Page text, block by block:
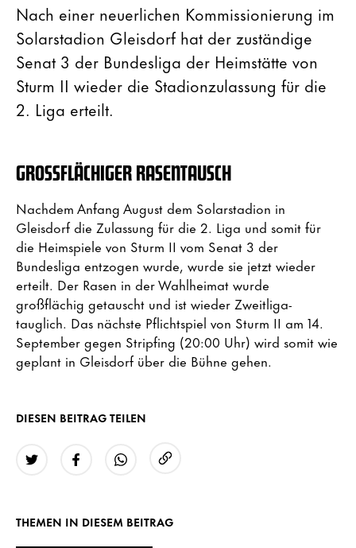
Nach einer neuerlichen Kommissionierung im
Solarstadion Gleisdorf hat der zuständige
Senat 3 der Bundesliga der Heimstätte von
Sturm II wieder die Stadionzulassung für die
2. Liga erteilt.
GROSSFLÄCHIGER RASENTAUSCH
Nachdem Anfang August dem Solarstadion in
Gleisdorf die Zulassung für die 2. Liga und somit für
die Heimspiele von Sturm II vom Senat 3 der
Bundesliga entzogen wurde, wurde sie jetzt wieder
erteilt. Der Rasen in der Wahlheimat wurde
großflächig getauscht und ist wieder Zweitliga-
tauglich. Das nächste Pflichtspiel von Sturm II am 14.
September gegen Stripfing (20:00 Uhr) wird somit wie
geplant in Gleisdorf über die Bühne gehen.
DIESEN BEITRAG TEILEN
THEMEN IN DIESEM BEITRAG